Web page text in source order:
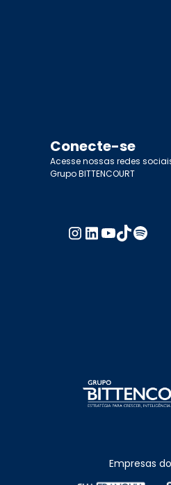
Conecte-se
Acesse nossas redes
Grupo BITTENCOURT
Empresas